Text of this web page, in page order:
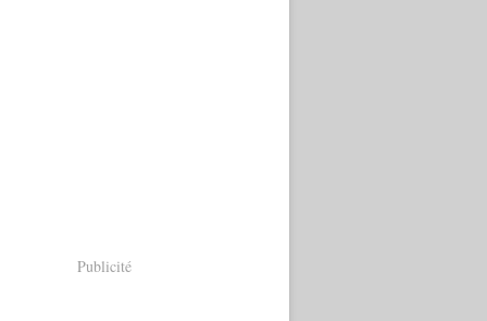
Publicité